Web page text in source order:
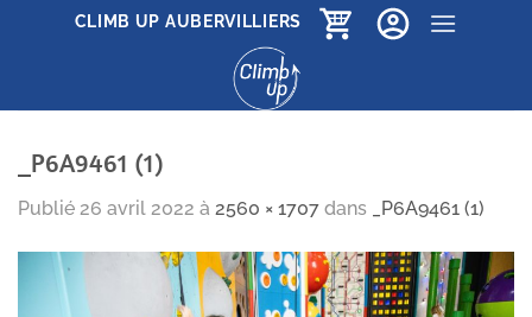
CLIMB UP AUBERVILLIERS
_P6A9461 (1)
Publié 26 avril 2022 à 2560 × 1707 dans _P6A9461 (1)